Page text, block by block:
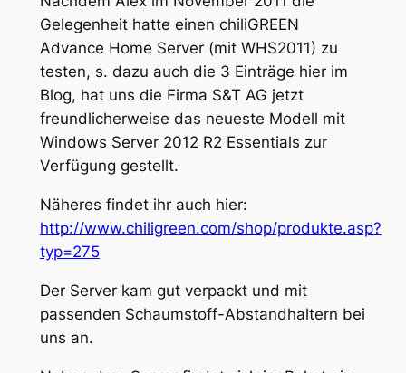
Gelegenheit hatte einen chiliGREEN
Advance Home Server (mit WHS2011) zu
testen, s. dazu auch die 3 Einträge hier im
Blog, hat uns die Firma S&T AG jetzt
freundlicherweise das neueste Modell mit
Windows Server 2012 R2 Essentials zur
Verfügung gestellt.
Näheres findet ihr auch hier:
http://www.chiligreen.com/shop/produkte.asp?
typ=275
Der Server kam gut verpackt und mit
passenden Schaumstoff-Abstandhaltern bei
uns an.